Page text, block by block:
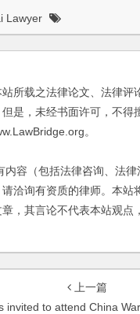
Lawyer
站所载之法律论文、法律评
是，未经书面许可，不得
。
（包括法律咨询、法律
洽询有资质的律师。本
，其言论不代表本站观点
上一篇
Warehouses & Distribution Centers Summit 2007 and had made a